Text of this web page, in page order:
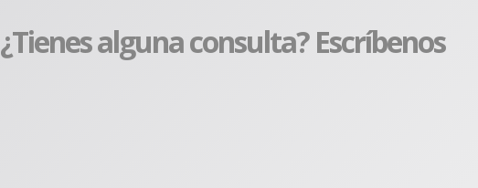
¿Tienes alguna consulta? Escríbenos